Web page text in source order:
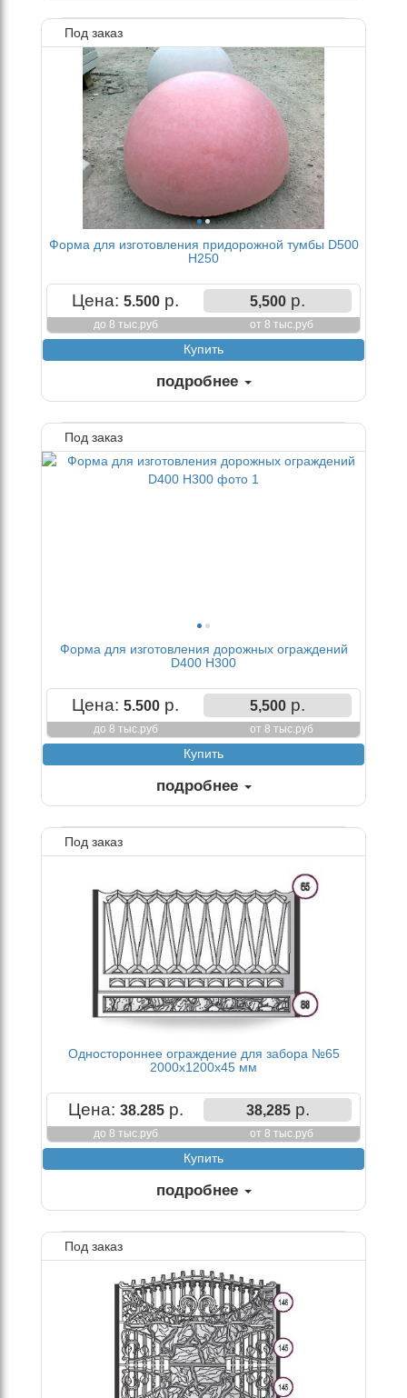
Под заказ
Форма для изготовления придорожной тумбы D500
H250
Цена: 5.500 р.
до 8 тыс.руб
5,500 р.
от 8 тыс.руб
подробнее
Под заказ
Форма для изготовления дорожных ограждений
D400 H300
Цена: 5.500 р.
до 8 тыс.руб
5,500 р.
от 8 тыс.руб
подробнее
Под заказ
Одностороннее ограждение для забора №65
2000х1200х45 мм
Цена: 38.285р.
до 8 тыс.руб
38,285р.
от 8 тыс.руб
подробнее
Под заказ